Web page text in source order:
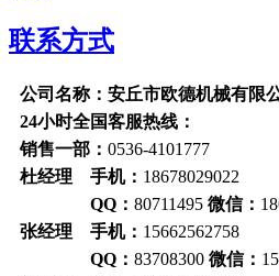
联系方式
公司名称：安丘市欧德机械有限
24小时全国客服热线：
销售一部： 0536-4101777
杜经理 手机： 18678029022
QQ： 80711495 微信：
张经理 手机： 15662562758
QQ： 83708300 微信：